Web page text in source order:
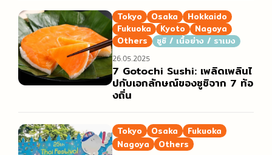
Tokyo Osaka
Hokkaido
Fukuoka
Kyoto
Nagoya
Others
ซูชิ / เนื้อย่าง / ราเมง
7 Gotochi Sushi: เพลิดเพลินไ
ปกับเอกลักษณ์ของซูชิจาก 7 ท้อ
งถิ่น
26.05.2025
Tokyo Osaka
Fukuoka
Nagoya
Others